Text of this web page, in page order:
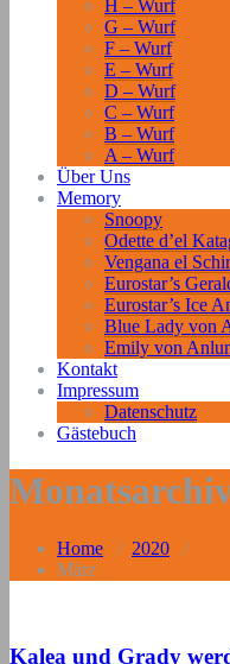
H – Wurf
G – Wurf
F – Wurf
E – Wurf
D – Wurf
C – Wurf
B – Wurf
A – Wurf
Über Uns
Memory
Snoopy
Odette d’el
Vengana el
Eurostar’s
Eurostar’s Ice
Blue Lady von
Emily von
Kontakt
Impressum
Datenschutz
Gästebuch
Home / 2020 /
März
Kalea und Grady